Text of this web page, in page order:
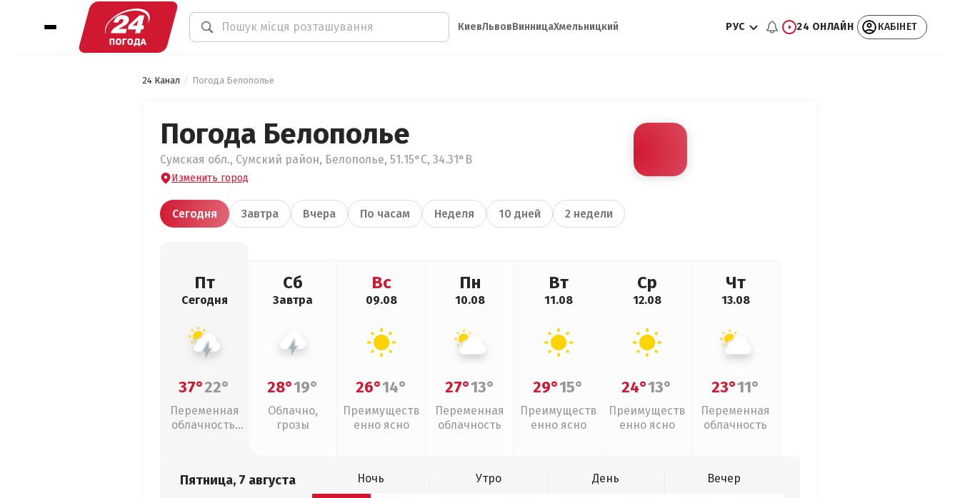
КиевЛьвовВинницаХмельницкий РУС 24 ОНЛАЙН КАБІНЕТ
24 Канал Погода Белополье
Погода Белополье
Сумская обл., Сумский район, Белополье, 51.15°С, 34.31°В
Изменить город
Сегодня Завтра Вчера По часам Неделя 10 дней 2 недели
Пт
Сегодня
37°22°
Переменная
облачность,
Сб
Завтра
28°19°
Облачно,
грозы
Вс
09.08
26°14°
Преимуществ
енно ясно
Пн
10.08
27°13°
Переменная
облачность
Вт
11.08
29°15°
Преимуществ
енно ясно
Ср
12.08
24°13°
Преимуществ
енно ясно
Чт
13.08
23°11°
Переменная
облачность
Пятница, 7 августа Ночь Утро День
Вечер